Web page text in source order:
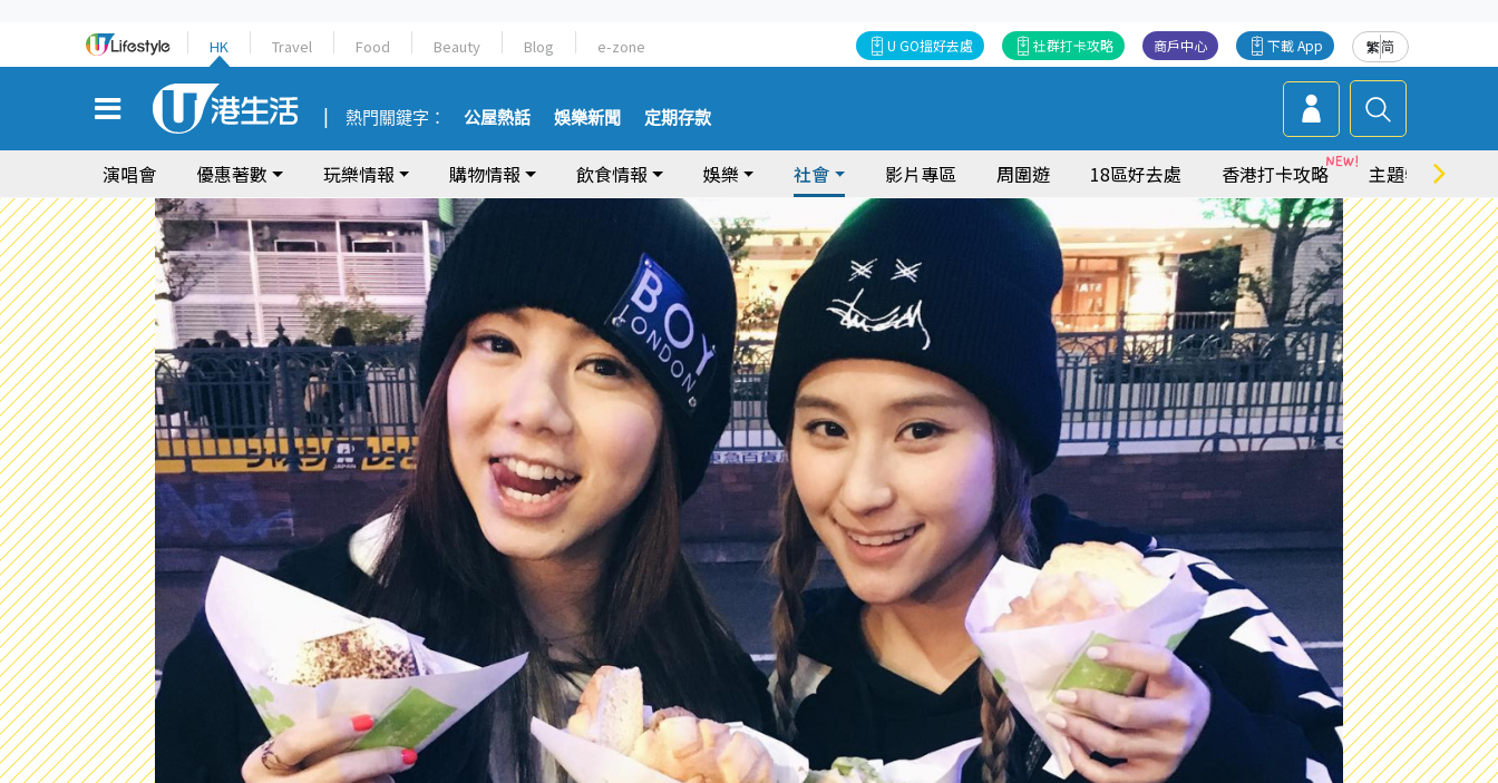
HK Travel Food Beauty Blog e-zone 繁简
下載 App
商戶中心
社群打卡攻略
U GO搵好去處
熱門關鍵字： 公屋熱話 娛樂新聞 定期存款
演唱會 優惠著數 玩樂情報 購物情報 飲食情報 娛樂 社會 影片專區 周圍遊 18區好去處 香港打卡攻略 主題特集